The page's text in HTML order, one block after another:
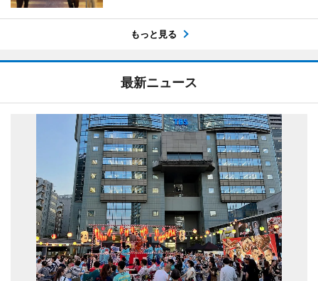
もっと見る
最新ニュース